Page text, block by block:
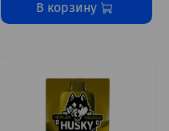
В корзину